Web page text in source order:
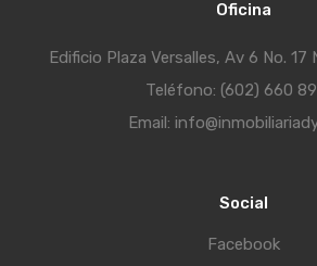
Oficina
Edificio Plaza Versalles, Av 6 No. 17
Teléfono: (602) 660
Email:
Social
Facebook